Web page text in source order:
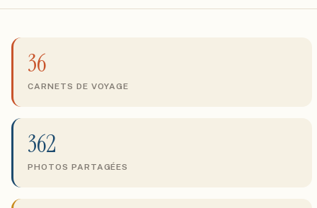
36
CARNETS DE VOYAGE
362
PHOTOS PARTAGÉES